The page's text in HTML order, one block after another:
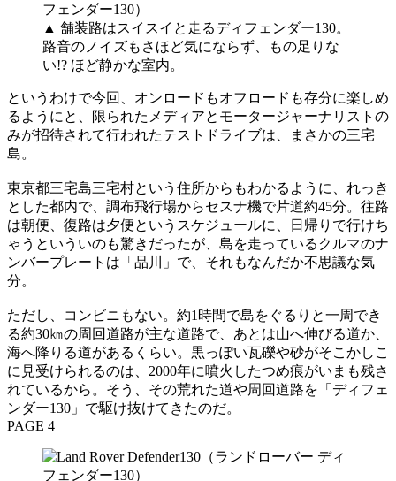
▲ 舗装路はスイスイと走るディフェンダー130。
路音のノイズもさほど気にならず、もの足りな
い!? ほど静かな室内。
というわけで今回、オンロードもオフロードも存分に楽しめ
るようにと、限られたメディアとモータージャーナリストの
みが招待されて行われたテストドライブは、まさかの三宅
島。
東京都三宅島三宅村という住所からもわかるように、れっき
とした都内で、調布飛行場からセスナ機で片道約45分。往路
は朝便、復路は夕便というスケジュールに、日帰りで行けち
ゃうといういのも驚きだったが、島を走っているクルマのナ
ンバープレートは「品川」で、それもなんだか不思議な気
分。
ただし、コンビニもない。約1時間で島をぐるりと一周でき
る約30㎞の周回道路が主な道路で、あとは山へ伸びる道か、
海へ降りる道があるくらい。黒っぽい瓦礫や砂がそこかしこ
に見受けられるのは、2000年に噴火したつめ痕がいまも残さ
れているから。そう、その荒れた道や周回道路を「ディフェ
ンダー130」で駆け抜けてきたのだ。
PAGE 4